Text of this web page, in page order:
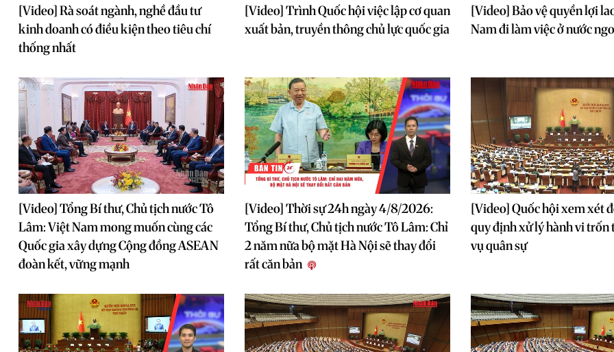
[Video] Rà soát ngành, nghề đầu tư
kinh doanh có điều kiện theo tiêu chí
thống nhất
[Video] Trình Quốc hội việc lập cơ quan
xuất bản, truyền thông chủ lực quốc gia
[Video] Bảo vệ quyền lợi
Nam đi làm việc ở nước
[Video] Tổng Bí thư, Chủ tịch nước Tô
Lâm: Việt Nam mong muốn cùng các
Quốc gia xây dựng Cộng đồng ASEAN
đoàn kết, vững mạnh
[Video] Thời sự 24h ngày 4/8/2026:
Tổng Bí thư, Chủ tịch nước Tô Lâm: Chỉ
2 năm nữa bộ mặt Hà Nội sẽ thay đổi
rất căn bản
[Video] Quốc hội xem xét
quy định xử lý hành vi trốn
vụ quân sự